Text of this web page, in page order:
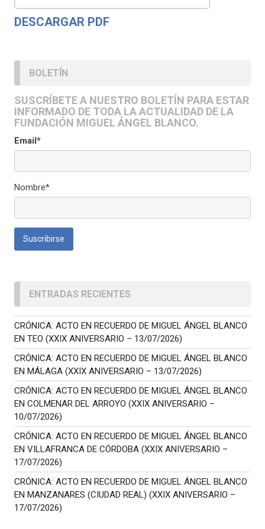
DESCARGAR PDF
BOLETÍN
SUSCRÍBETE A NUESTRO BOLETÍN PARA ESTAR
INFORMADO DE TODA LA ACTUALIDAD DE LA
FUNDACIÓN MIGUEL ÁNGEL BLANCO.
Email*
Nombre*
ENTRADAS RECIENTES
CRÓNICA: ACTO EN RECUERDO DE MIGUEL ÁNGEL BLANCO
EN TEO (XXIX ANIVERSARIO – 13/07/2026)
CRÓNICA: ACTO EN RECUERDO DE MIGUEL ÁNGEL BLANCO
EN MÁLAGA (XXIX ANIVERSARIO – 13/07/2026)
CRÓNICA: ACTO EN RECUERDO DE MIGUEL ÁNGEL BLANCO
EN COLMENAR DEL ARROYO (XXIX ANIVERSARIO –
10/07/2026)
CRÓNICA: ACTO EN RECUERDO DE MIGUEL ÁNGEL BLANCO
EN VILLAFRANCA DE CÓRDOBA (XXIX ANIVERSARIO –
17/07/2026)
CRÓNICA: ACTO EN RECUERDO DE MIGUEL ÁNGEL BLANCO
EN MANZANARES (CIUDAD REAL) (XXIX ANIVERSARIO –
17/07/2026)